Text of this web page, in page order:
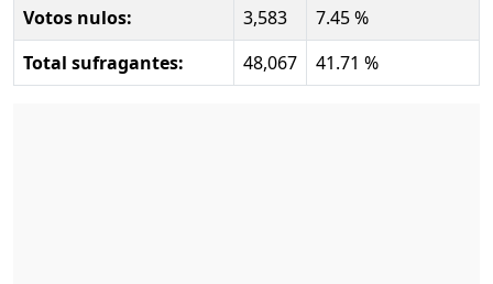
Votos nulos:
3,583
7.45 %
Total sufragantes:
48,067 41.71 %